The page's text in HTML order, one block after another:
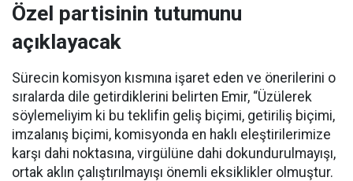
Özel partisinin tutumunu
açıklayacak
Sürecin komisyon kısmına işaret eden ve önerilerini o
sıralarda dile getirdiklerini belirten Emir, “Üzülerek
söylemeliyim ki bu teklifin geliş biçimi, getiriliş biçimi,
imzalanış biçimi, komisyonda en haklı eleştirilerimize
karşı dahi noktasına, virgülüne dahi dokundurulmayışı,
ortak aklın çalıştırılmayışı önemli eksiklikler olmuştur.